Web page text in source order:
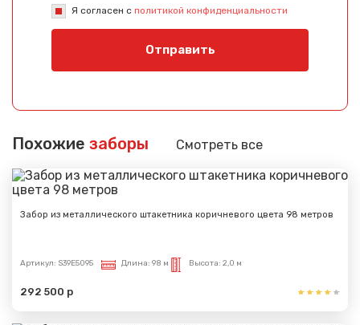
Я согласен с политикой конфиденциальности
Отправить
Похожие заборы Смотреть все
Забор из металлического штакетника коричневого цвета 98 метров
Артикул: S39E5095 Длина: 98 м Высота: 2,0 м
292 500 р